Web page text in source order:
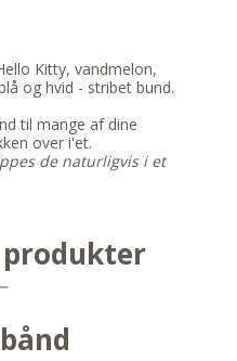
Kitty, vandmelon,
og hvid - stribet bund.
til mange af dine
over i'et.
de naturligvis i et
produkter